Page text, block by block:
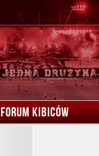
FORUM KIBICÓW